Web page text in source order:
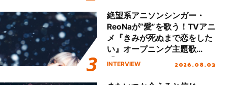
絶望系アニソンシンガー・
ReoNaが“愛”を歌う！TVアニ
メ『きみが死ぬまで恋をした
い』オープニング主題歌
「Amore」インタビュー
INTERVIEW 2026.08.03